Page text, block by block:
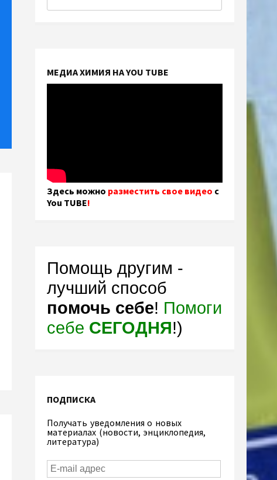
МЕДИА ХИМИЯ НА YOU TUBE
Здесь можно разместить свое видео с
You TUBE!
Помощь другим -
лучший способ
помочь себе! Помоги
себе СЕГОДНЯ!)
ПОДПИСКА
Получать уведомления о новых
материалах (новости, энциклопедия,
литература)